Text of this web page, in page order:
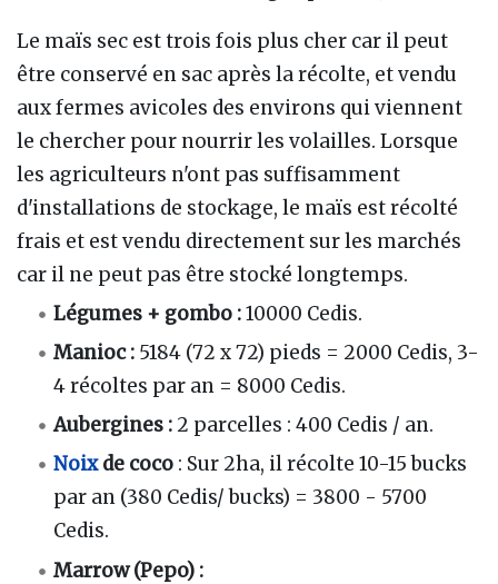
Le maïs sec est trois fois plus cher car il peut
être conservé en sac après la récolte, et vendu
aux fermes avicoles des environs qui viennent
le chercher pour nourrir les volailles. Lorsque
les agriculteurs n'ont pas suffisamment
d'installations de stockage, le maïs est récolté
frais et est vendu directement sur les marchés
car il ne peut pas être stocké longtemps.
Légumes + gombo :10000 Cedis.
Manioc : 5184 (72 x 72) pieds = 2000 Cedis, 3-
4 récoltes par an = 8000 Cedis.
Aubergines : 2 parcelles : 400 Cedis / an.
Noixde coco : Sur 2ha, il récolte 10-15 bucks
par an (380 Cedis/ bucks) = 3800 - 5700
Cedis.
Marrow (Pepo) :